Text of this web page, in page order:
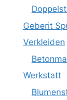
Geberit
Verkleiden
Werkstatt